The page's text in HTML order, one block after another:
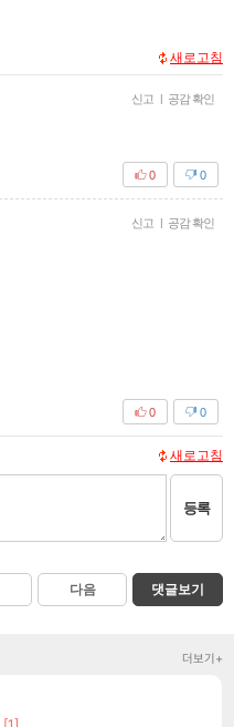
새로고침
신고 | 공감 확인
0
0
신고 | 공감 확인
0
0
새로고침
등록
다음 댓글보기
더보기+